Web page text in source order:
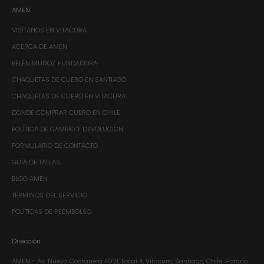
AMEN
VISÍTANOS EN VITACURA
ACERCA DE AMEN
BELÉN MUÑOZ FUNDADORA
CHAQUETAS DE CUERO EN SANTIAGO
CHAQUETAS DE CUERO EN VITACURA
DONDE COMPRAR CUERO EN CHILE
POLÍTICA DE CAMBIO Y DEVOLUCION
FORMULARIO DE CONTACTO
GUÍA DE TALLAS
BLOG AMEN
TÉRMINOS DEL SERVICIO
POLÍTICAS DE REEMBOLSO
Dirección
AMEN - Av. Nueva Costanera 4021, Local 4, Vitacura, Santiago, Chile.​ Horario: